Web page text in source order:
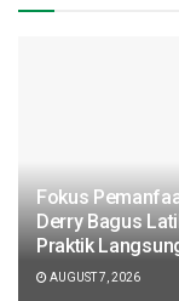
Fokus
Derry Bagus
Praktik
AUGUST 7, 2026